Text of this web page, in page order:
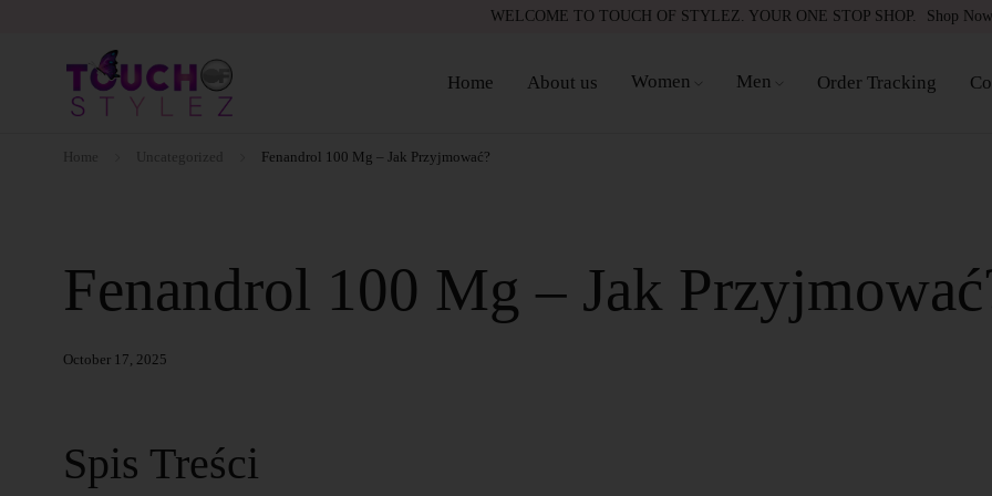
WELCOME TO TOUCH OF STYLEZ. YOUR ONE STOP SHOP. Shop Now
Home About us Women Men Order Tracking
Home Uncategorized Fenandrol 100 Mg – Jak Przyjmować?
Fenandrol 100 Mg – Jak
October 17, 2025
Spis Treści